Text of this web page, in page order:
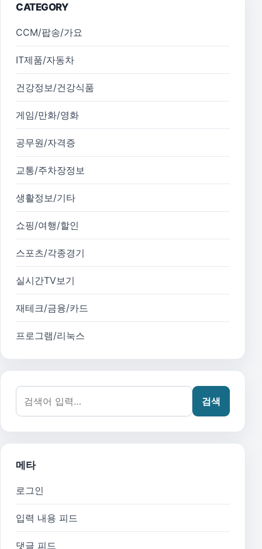
CATEGORY
CCM/팝송/가요
IT제품/자동차
건강정보/건강식품
게임/만화/영화
공무원/자격증
교통/주차장정보
생활정보/기타
쇼핑/여행/할인
스포츠/각종경기
실시간TV보기
재테크/금융/카드
프로그램/리눅스
검색어:
검색
메타
로그인
입력 내용 피드
댓글 피드